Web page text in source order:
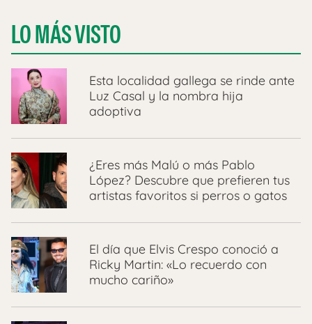
LO MÁS VISTO
Esta localidad gallega se rinde ante
Luz Casal y la nombra hija
adoptiva
¿Eres más Malú o más Pablo
López? Descubre que prefieren tus
artistas favoritos si perros o gatos
El día que Elvis Crespo conoció a
Ricky Martin: «Lo recuerdo con
mucho cariño»